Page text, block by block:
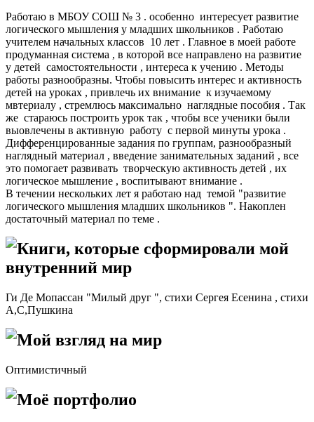
Работаю в МБОУ СОШ № 3 . особенно интересует развитие
логического мышления у младших школьников . Работаю
учителем начальных классов 10 лет . Главное в моей работе
продуманная система , в которой все направлено на развитие
у детей самостоятельности , интереса к учению . Методы
работы разнообразны. Чтобы повысить интерес и активность
детей на уроках , привлечь их внимание к изучаемому
мвтериалу , стремлюсь максимально наглядные пособия . Так
же стараюсь построить урок так , чтобы все ученики были
выовлечены в активную работу с первой минуты урока .
Дифференцированные задания по группам, разнообразный
наглядный материал , введение занимательных заданий , все
это помогает развивать творческую активность детей , их
логическое мышление , воспитывают внимание .
В течении нескольких лет я работаю над темой "развитие
логического мышления младших школьников ". Накоплен
достаточный материал по теме .
Книги, которые сформировали мой
внутренний мир
Ги Де Мопассан "Милый друг ", стихи Сергея Есенина , стихи
А,С,Пушкина
Мой взгляд на мир
Оптимистичный
Моё портфолио